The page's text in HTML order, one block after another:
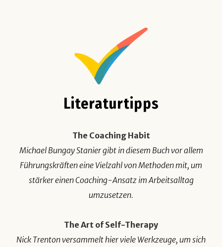
Literaturtipps
The Coaching Habit
Michael Bungay Stanier gibt in diesem Buch vor allem
Führungskräften eine Vielzahl von Methoden mit, um
stärker einen Coaching-Ansatz im Arbeitsalltag
umzusetzen.
The Art of Self-Therapy
Nick Trenton versammelt hier viele Werkzeuge, um sich